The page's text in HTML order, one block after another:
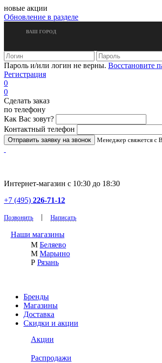
новые акции
Обновление в разделе
ВАШ ГОРОД
Пароль и/или логин не верны. Восстановите
Регистрация
0
0
Сделать заказ
по телефону
Как Вас зовут?
Контактный телефон
Менеджер свяжется с
Интернет-магазин с 10:30 до 18:30
+7 (495) 226-71-12
Позвонить | Написать
Наши магазины
М Беляево
М Марьино
Р Рязань
Бренды
Магазины
Доставка
Скидки и акции
Акции
Распродажи